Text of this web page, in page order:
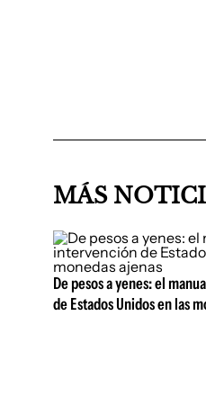
MÁS
De pesos a yenes: el
de Estados Unidos en las